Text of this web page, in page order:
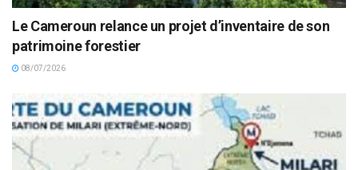
Le Cameroun relance un projet d’inventaire de son
patrimoine forestier
08/07/2026